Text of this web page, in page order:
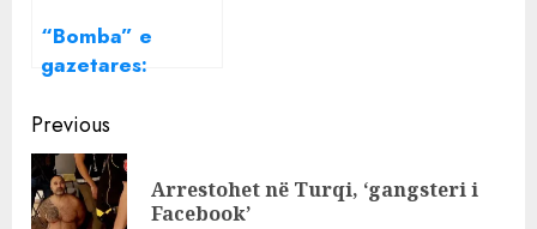
“Bomba” e
gazetares:
më mori vendin e
punës me mik
Continue
Reading
Previous
Arrestohet në Turqi, ‘gangsteri i
Facebook’